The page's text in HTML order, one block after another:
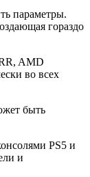
параметры.
гораздо
AMD
во всех
быть
PS5 и
и